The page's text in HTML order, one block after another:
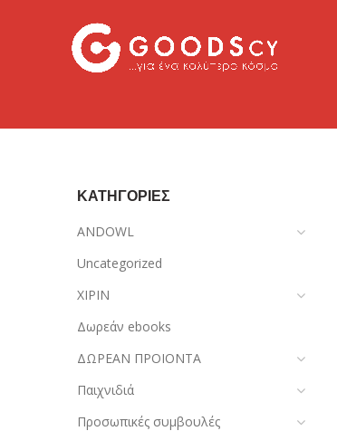
ΚΑΤΗΓΟΡΙΕΣ
ANDOWL
Uncategorized
XIPIN
Δωρεάν ebooks
ΔΩΡΕΑΝ ΠΡΟΙΟΝΤΑ
Παιχνιδιά
Προσωπικές συμβουλές